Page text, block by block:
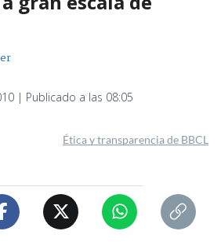
| Publicado a las 08:05
Ética y transparencia de BBCL